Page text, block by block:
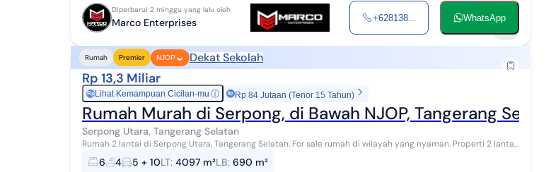
Diperbarui 2 minggu yang lalu oleh
Marco Enterprises +628138... WhatsApp
Rumah Premier NJOP Dekat Sekolah
Rp 13,3 Miliar
RpLihat Kemampuan Cicilan-mu ⓘ Rp 84 Jutaan (Tenor 15 Tahun)
Rumah Murah di Serpong, di Bawah NJOP, Tangerang Selatan
Serpong Utara, Tangerang Selatan
Rumah 2 lantai di Serpong Utara, Tangerang Selatan. For sale rumah di wilayah yang nyaman. Properti 2 lantai
ini berada di lingkungan yang mudah d...
6 4 5 + 10LT: 4097 m²LB: 690 m²